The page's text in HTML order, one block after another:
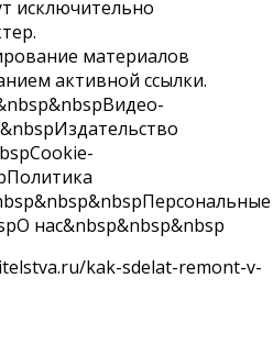
исключительно
материалов
активной ссылки.
нас&nbsp&nbsp&nbsp
kak-sdelat-remont-v-